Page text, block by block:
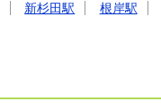
新杉田駅
根岸駅